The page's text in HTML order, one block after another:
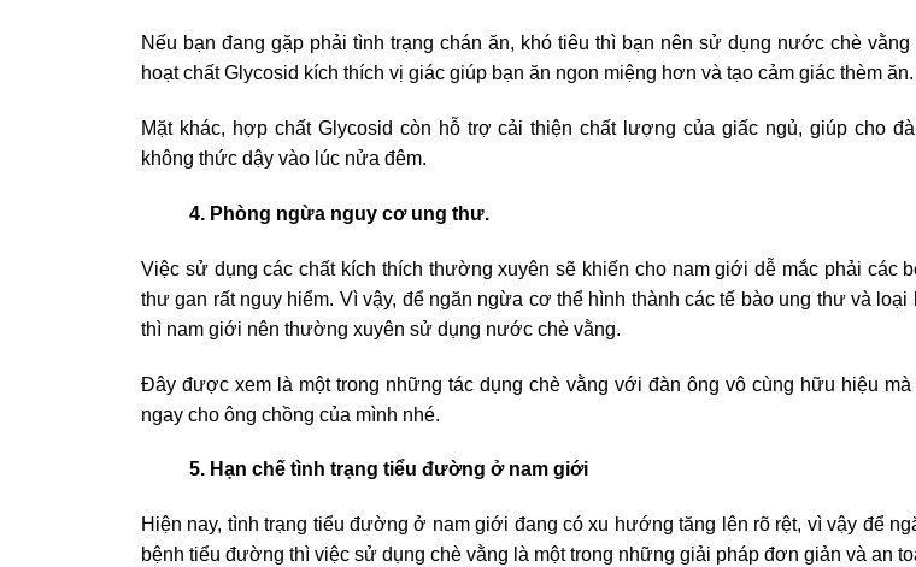
Nếu bạn đang gặp phải tình trạng chán ăn, khó tiêu thì bạn nên sử dụng nước chè
hoạt chất Glycosid kích thích vị giác giúp bạn ăn ngon miệng hơn và tạo cảm giác thèm ăn.
Mặt khác, hợp chất Glycosid còn hỗ trợ cải thiện chất lượng của giấc ngủ, giúp cho
không thức dậy vào lúc nửa đêm.
4. Phòng ngừa nguy cơ ung thư.
Việc sử dụng các chất kích thích thường xuyên sẽ khiến cho nam giới dễ mắc phải các
thư gan rất nguy hiểm. Vì vậy, để ngăn ngừa cơ thể hình thành các tế bào ung thư và loại
thì nam giới nên thường xuyên sử dụng nước chè vằng.
Đây được xem là một trong những tác dụng chè vằng với đàn ông vô cùng hữu hiệu mà
ngay cho ông chồng của mình nhé.
5. Hạn chế tình trạng tiểu đường ở nam giới
Hiện nay, tình trạng tiểu đường ở nam giới đang có xu hướng tăng lên rõ rệt, vì vậy để
bệnh tiểu đường thì việc sử dụng chè vằng là một trong những giải pháp đơn giản và an